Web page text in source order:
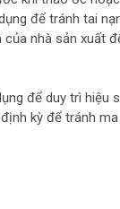
để tránh tai
nhà sản xuất
để duy trì hiệu
kỳ để tránh